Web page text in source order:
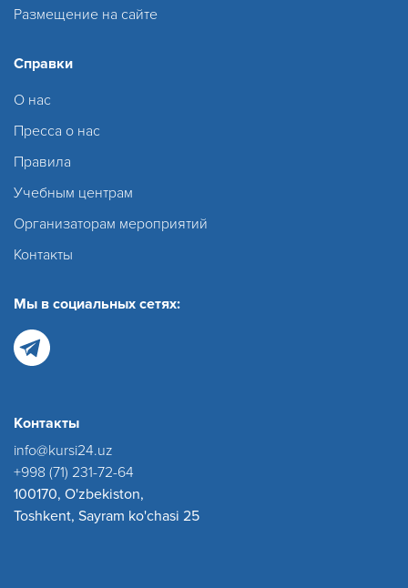
Размещение на сайте
Справки
О нас
Пресса о нас
Правила
Учебным центрам
Организаторам мероприятий
Контакты
Мы в социальных сетях:
Контакты
info@kursi24.uz
+998 (71) 231-72-64
100170, O'zbekiston,
Toshkent, Sayram ko'chasi 25